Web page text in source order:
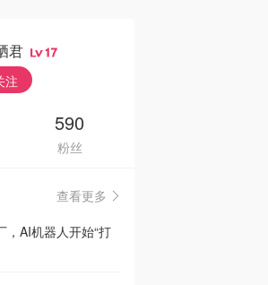
🇮🇹
🇦🇺
🇳🇿新西兰
君 17
注
590
粉丝
查看更多
，AI机器人开始“打